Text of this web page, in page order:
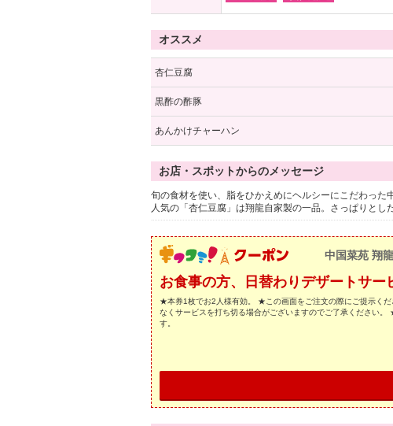
オススメ
杏仁豆腐
黒酢の酢豚
あんかけチャーハン
お店・スポットからのメッセージ
旬の食材を使い、脂をひかえめにヘルシーにこだわった
人気の「杏仁豆腐」は翔龍自家製の一品。さっぱりとし
中国菜苑 翔龍
お食事の方、日替わりデザートサ
★本券1枚でお2人様有効。 ★この画面をご注文の際にご提示く
なくサービスを打ち切る場合がございますのでご了承ください
す。